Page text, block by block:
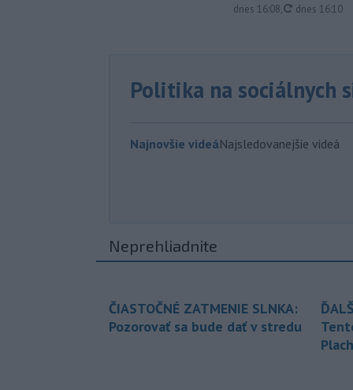
dnes 16:08, aktualizované
dnes 16:10
Politika na sociálnych
Najnovšie videáNajsledovanejšie videá
Neprehliadnite
ČIASTOČNÉ ZATMENIE SLNKA:
Pozorovať sa bude dať v stredu